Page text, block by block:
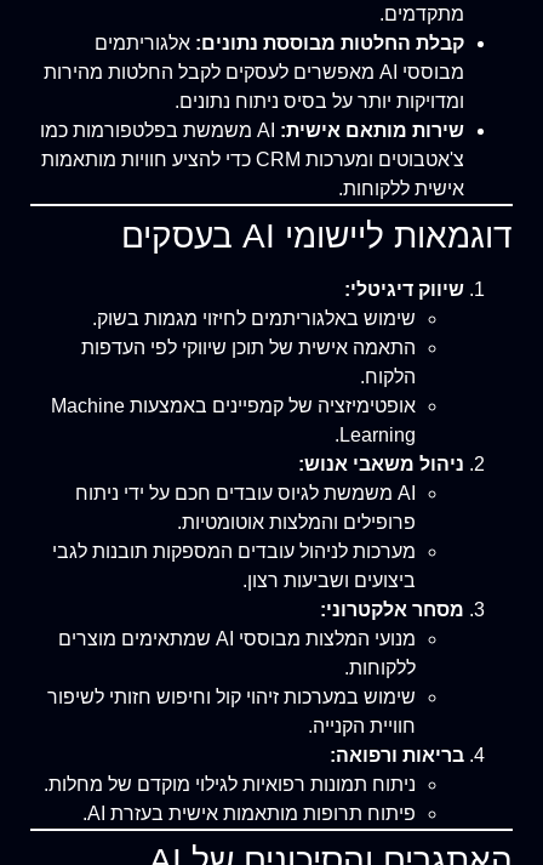
מתקדמים.
קבלת החלטות מבוססת נתונים: אלגוריתמים
מבוססי AI מאפשרים לעסקים לקבל החלטות מהירות
ומדויקות יותר על בסיס ניתוח נתונים.
שירות מותאם אישית:
AI משמשת בפלטפורמות כמו
צ'אטבוטים ומערכות CRM כדי להציע חוויות מותאמות
אישית ללקוחות.
דוגמאות ליישומי AI בעסקים
שיווק דיגיטלי:
שימוש באלגוריתמים לחיזוי מגמות בשוק.
התאמה אישית של תוכן שיווקי לפי העדפות
הלקוח.
אופטימיזציה של קמפיינים באמצעות Machine
Learning.
ניהול משאבי אנוש:
AI משמשת לגיוס עובדים חכם על ידי ניתוח
פרופילים והמלצות אוטומטיות.
מערכות לניהול עובדים המספקות תובנות לגבי
ביצועים ושביעות רצון.
מסחר אלקטרוני:
מנועי המלצות מבוססי AI שמתאימים מוצרים
ללקוחות.
שימוש במערכות זיהוי קול וחיפוש חזותי לשיפור
חוויית הקנייה.
בריאות ורפואה:
ניתוח תמונות רפואיות לגילוי מוקדם של מחלות.
פיתוח תרופות מותאמות אישית בעזרת AI.